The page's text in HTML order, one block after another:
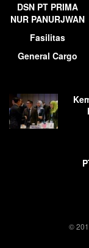
DSN PT PRIMA
NUR PANURJWAN
Fasilitas
General Cargo
©